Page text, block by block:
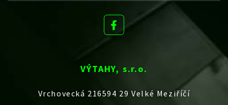
VÝTAHY, s.r.o.
Vrchovecká 216594 29 Velké Meziříčí